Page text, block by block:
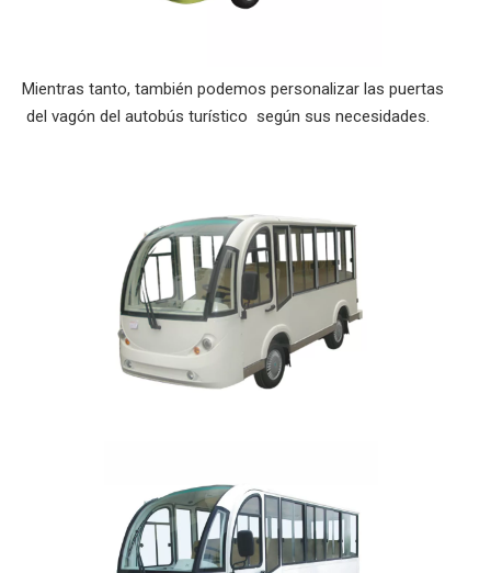
Mientras tanto, también podemos personalizar las puertas
del vagón del autobús turístico según sus necesidades.